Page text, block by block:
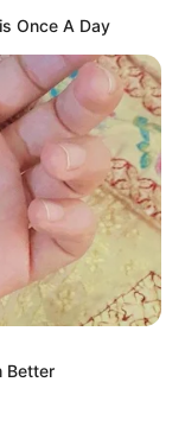
Once A Day
Better